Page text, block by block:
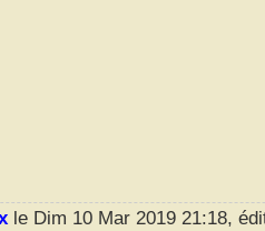
le Dim 10 Mar 2019 21:18,